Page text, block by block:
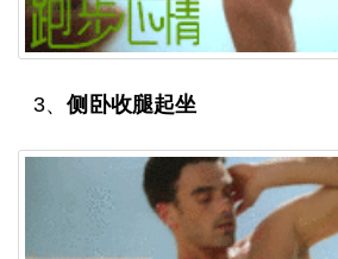
3、侧卧收腿起坐